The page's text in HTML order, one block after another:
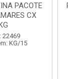
CX 15KG
22472
KG/15